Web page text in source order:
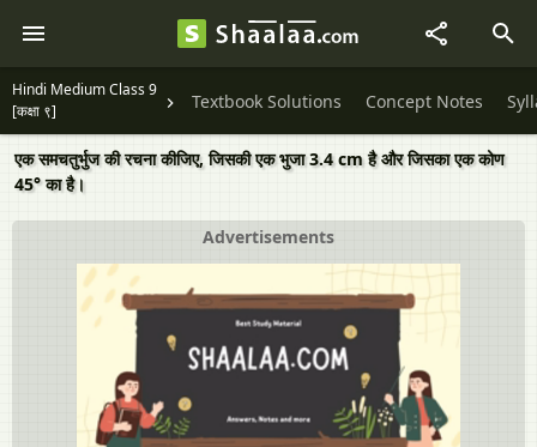
Hindi Medium Class 9
[कक्षा ९]
Textbook Solutions Concept Notes
एक समचतुर्भुज की रचना कीजिए, जिसकी एक भुजा 3.4 cm है और जिसका एक कोण
45° का है।
Advertisements